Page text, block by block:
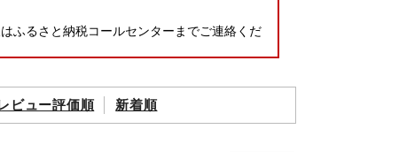
ふるさと納税コールセンターまでご連絡くだ
ビュー評価順 新着順